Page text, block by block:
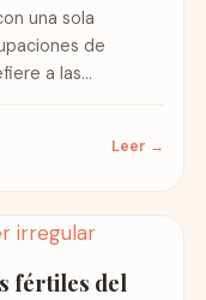
una sola
de
a las
Leer →
fértiles del